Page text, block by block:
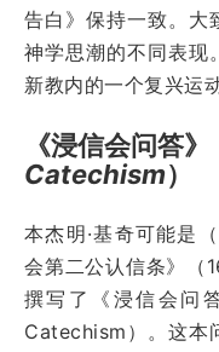
告白》保持一致。大
神学思潮的不同表现
新教内的一个复兴运动
《浸信会问答》
Catechism）
本杰明·基奇可能是
会第二公认信条》（
撰写了《浸信会问
Catechism）。这本